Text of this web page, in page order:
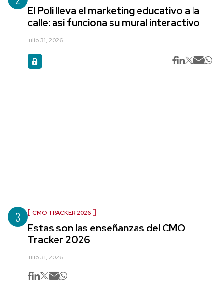
El Poli lleva el marketing educativo a la
calle: así funciona su mural interactivo
julio 31, 2026
3 CMO TRACKER 2026
Estas son las enseñanzas del CMO
Tracker 2026
julio 31, 2026